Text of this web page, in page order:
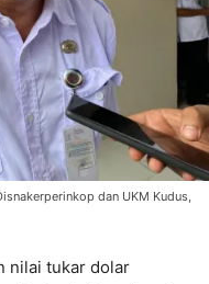
dan UKM Kudus,
nilai tukar dolar